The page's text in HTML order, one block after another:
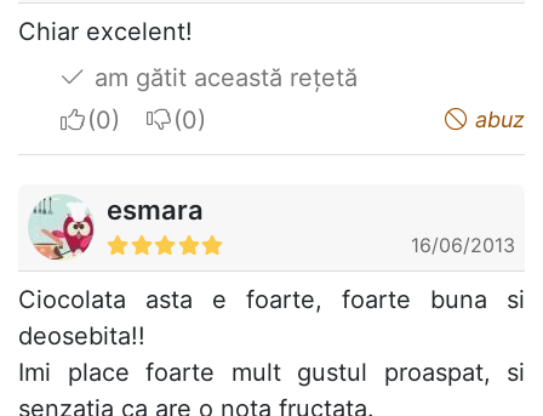
Chiar excelent!
am gătit această rețetă
I apreciateI do not appreciate abuz
esmara
16/06/2013
Ciocolata asta e foarte, foarte buna si
deosebita!!
Imi place foarte mult gustul proaspat, si
senzatia ca are o nota fructata.